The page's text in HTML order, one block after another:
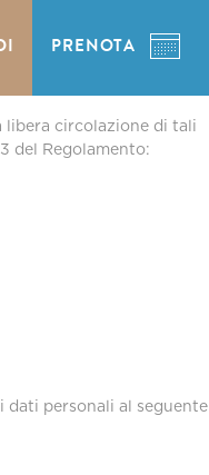
PRENOTA
libera circolazione di tali
del Regolamento:
personali al seguente